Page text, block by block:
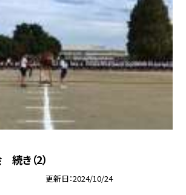
き（2）
更新日 2024/10/24